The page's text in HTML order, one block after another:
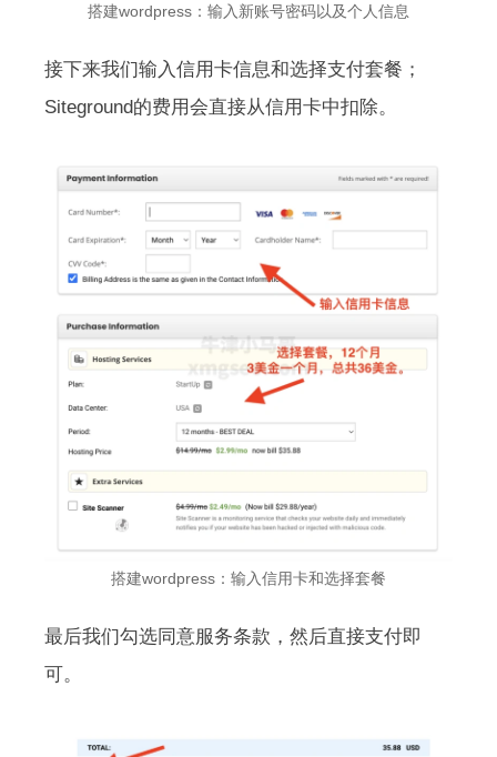
搭建wordpress：输入新账号密码以及个人信息
接下来我们输入信用卡信息和选择支付套餐；
Siteground的费用会直接从信用卡中扣除。
搭建wordpress：输入信用卡和选择套餐
最后我们勾选同意服务条款，然后直接支付即
可。